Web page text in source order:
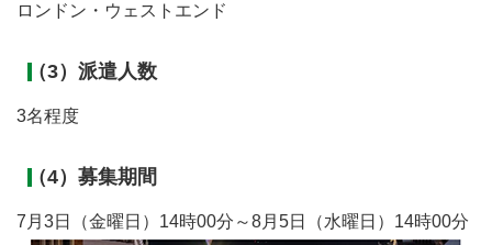
ロンドン・ウェストエンド
（3）派遣人数
3名程度
（4）募集期間
7月3日（金曜日）14時00分～8月5日（水曜日）14時00分